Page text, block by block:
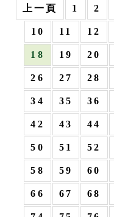
上一頁 1 2
10 11 12
18 19 20
26 27 28
34 35 36
42 43 44
50 51 52
58 59 60
66 67 68